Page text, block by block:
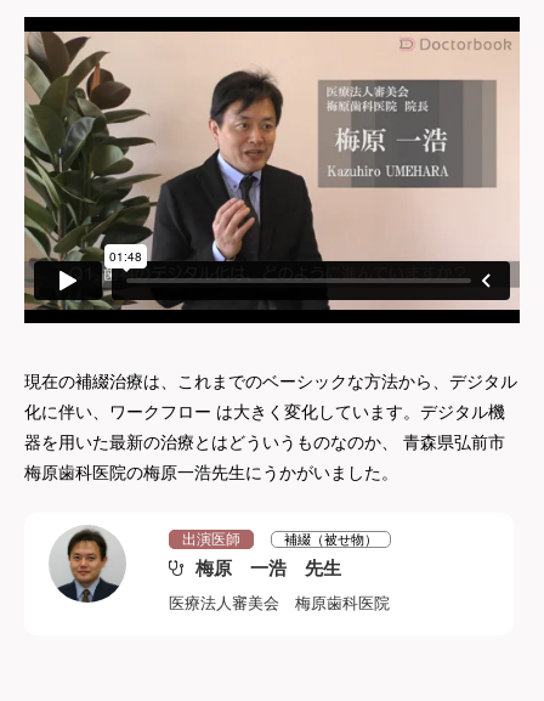
現在の補綴治療は、これまでのベーシックな方法から、デジタル
化に伴い、ワークフロー は大きく変化しています。デジタル機
器を用いた最新の治療とはどういうものなのか、 青森県弘前市
梅原歯科医院の梅原一浩先生にうかがいました。
出演医師 補綴（被せ物）
梅原 一浩 先生
医療法人審美会 梅原歯科医院